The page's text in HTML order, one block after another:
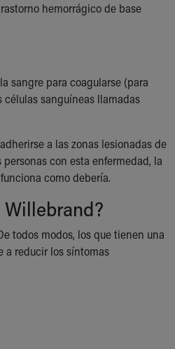
hemorrágico de base
sangre para coagularse (para
sanguíneas llamadas
a las zonas lesionadas de
con esta enfermedad, la
como debería.
todos modos, los que tienen una
a reducir los síntomas